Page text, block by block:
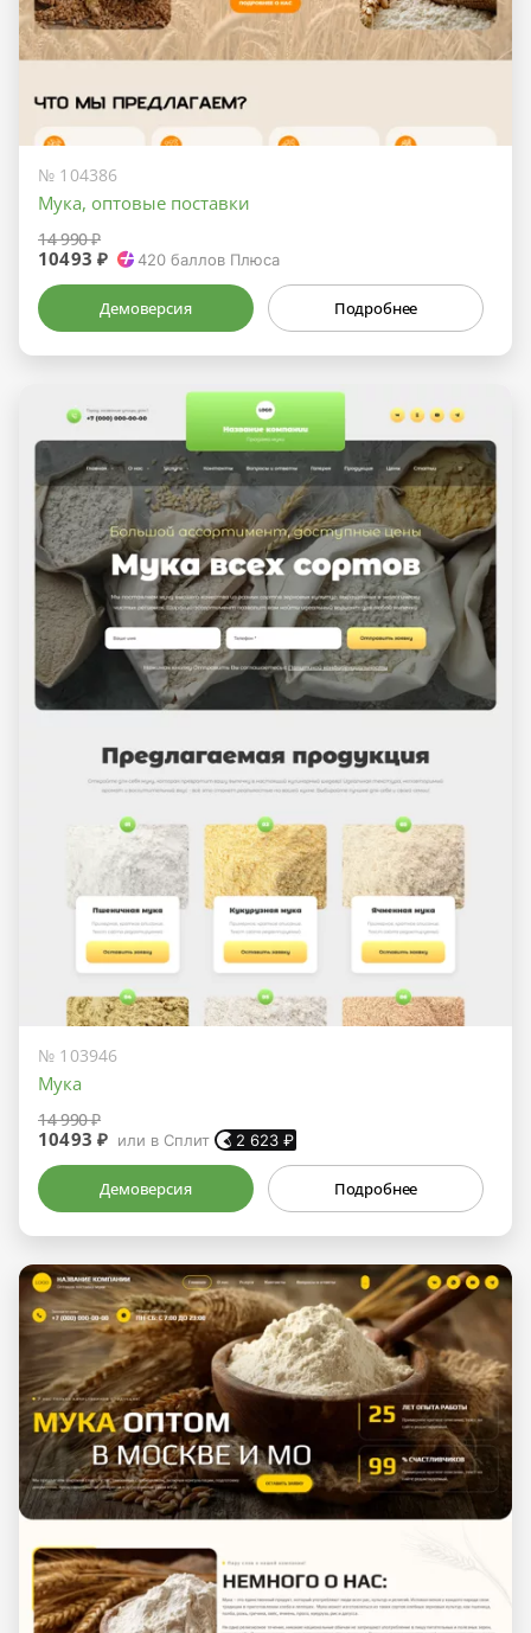
№ 104386
Мука, оптовые поставки
14 990 ₽
10493 ₽ 420 баллов Плюса
Демоверсия Подробнее
№ 103946
Мука
14 990 ₽
10493 ₽ или в Сплит 2 623 ₽
Демоверсия Подробнее